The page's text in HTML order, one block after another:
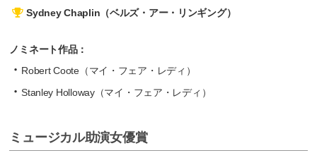
Sydney Chaplin（ベルズ・アー・リンギング）
ノミネート作品：
Robert Coote（マイ・フェア・レディ）
Stanley Holloway（マイ・フェア・レディ）
ミュージカル助演女優賞